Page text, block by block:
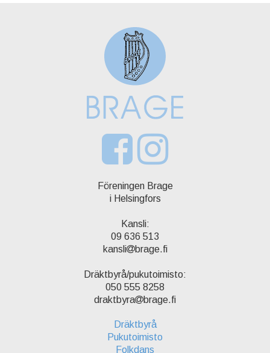
Föreningen Brage
i Helsingfors
Kansli:
09 636 513
kansli
brage.fi
Dräktbyrå/pukutoimisto:
050 555 8258
draktbyra
brage.fi
Dräktbyrå
Pukutoimisto
Folkdans